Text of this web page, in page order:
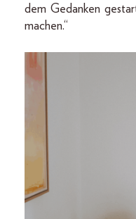
dem Gedanken
machen.“